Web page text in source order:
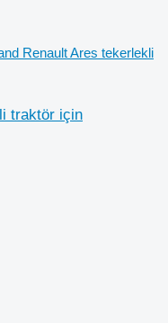
Renault Ares tekerlekli
traktör için